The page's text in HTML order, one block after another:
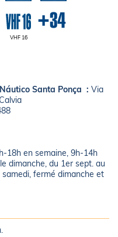
VHF 16
Santa Ponça : Via
18h en semaine, 9h-14h
dimanche, du 1er sept. au
fermé dimanche et